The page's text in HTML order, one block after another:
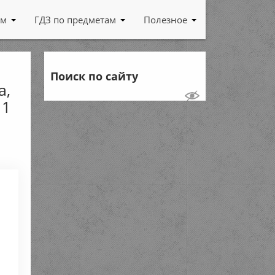
ГДЗ по предметам Полезное
Поиск по сайту